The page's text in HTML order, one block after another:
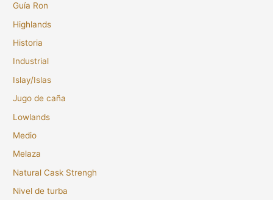
Guía Ron
Highlands
Historia
Industrial
Islay/Islas
Jugo de caña
Lowlands
Medio
Melaza
Natural Cask Strengh
Nivel de turba